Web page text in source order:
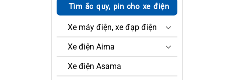
Tìm ắc quy, pin cho xe điện
Xe máy điện, xe đạp điện
Xe điện Aima
Xe điện Asama